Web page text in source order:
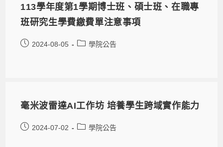
113學年度第1學期博士班、碩士班、在職專
班研究生學費繳費單注意事項
2024-08-05 學院公告
毫米波雷達AI工作坊 培養學生跨域實作能力
2024-07-02 學院公告